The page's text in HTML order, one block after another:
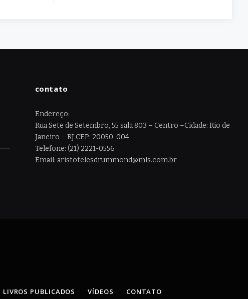
contato
Endereço:
Rua Sete de Setembro, 55 sala 803 – Centro –Cidade: Rio de
Janeiro – RJ CEP: 20050-004
Telefone: (21) 2221-0556
Email: aristotelesdrummond@mls.com.br
LIVROS PUBLICADOS VÍDEOS CONTATO